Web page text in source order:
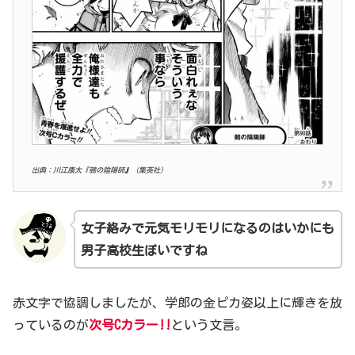
出典：川江康太『鵺の陰陽師』 （集英社）
女子絡みで元気モリモリ になるのはいかにも
男子高校生ぽいですね
赤文字で協調しましたが、学郎の金ピカ姿以上に輝きを放
っているのが次号Cカラー!! という文言。